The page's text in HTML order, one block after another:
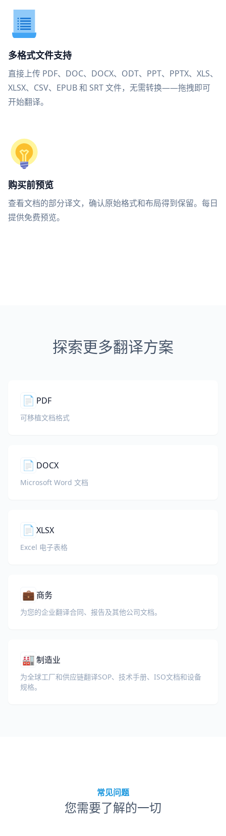
多格式文件支持
直接上传 PDF、DOC、DOCX、ODT、PPT、PPTX、XLS、
XLSX、CSV、EPUB 和 SRT 文件，无需转换——拖拽即可
开始翻译。
购买前预览
查看文档的部分译文，确认原始格式和布局得到保留。每日
提供免费预览。
探索更多翻译方案
📄 PDF
可移植文档格式
📄 DOCX
Microsoft Word 文档
📄 XLSX
Excel 电子表格
💼 商务
为您的企业翻译合同、报告及其他公司文档。
🏭制造业
为全球工厂和供应链翻译SOP、技术手册、ISO文档和设备
规格。
常见问题
您需要了解的一切